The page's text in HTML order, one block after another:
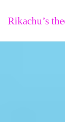
Rikachu’s